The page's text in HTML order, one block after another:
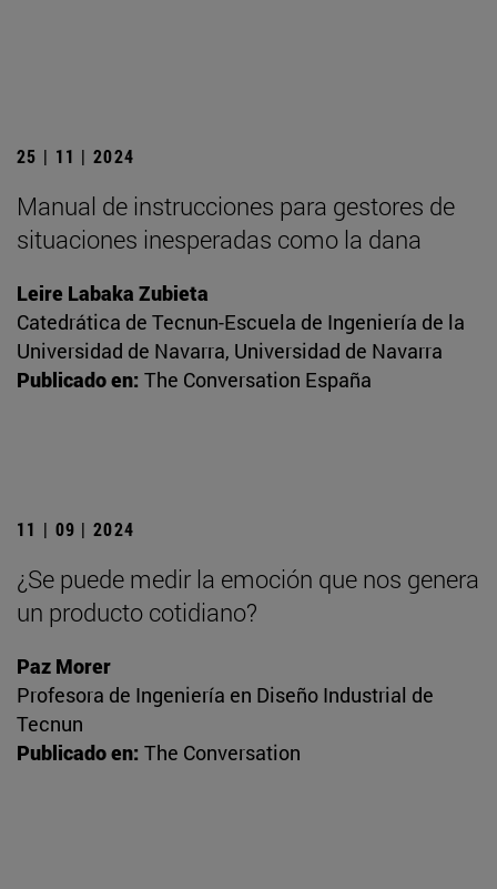
25 | 11 | 2024
Manual de instrucciones para gestores de
situaciones inesperadas como la dana
Leire Labaka Zubieta
Catedrática de Tecnun-Escuela de Ingeniería de la
Universidad de Navarra, Universidad de Navarra
Publicado en: The Conversation España
11 | 09 | 2024
¿Se puede medir la emoción que nos genera
un producto cotidiano?
Paz Morer
Profesora de Ingeniería en Diseño Industrial de
Tecnun
Publicado en: The Conversation